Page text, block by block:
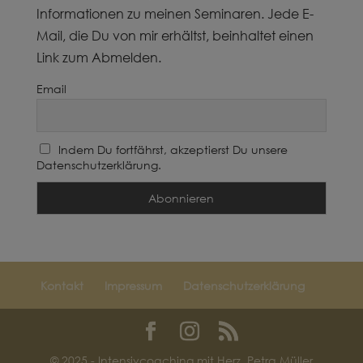
Informationen zu meinen Seminaren. Jede E-
Mail, die Du von mir erhältst, beinhaltet einen
Link zum Abmelden.
Email
Indem Du fortfährst, akzeptierst Du unsere
Datenschutzerklärung.
Kontakt Impressum Datenschutzerklärung